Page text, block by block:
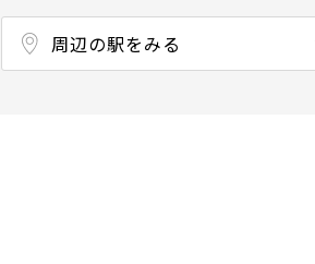
周辺の駅をみる